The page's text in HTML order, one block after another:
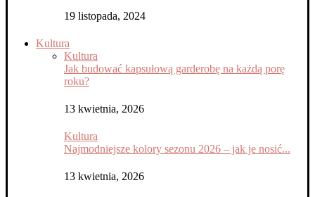
19 listopada, 2024
Kultura
Kultura
Jak budować kapsułową garderobę na każdą porę
roku?
13 kwietnia, 2026
Kultura
Najmodniejsze kolory sezonu 2026 – jak je nosić...
13 kwietnia, 2026